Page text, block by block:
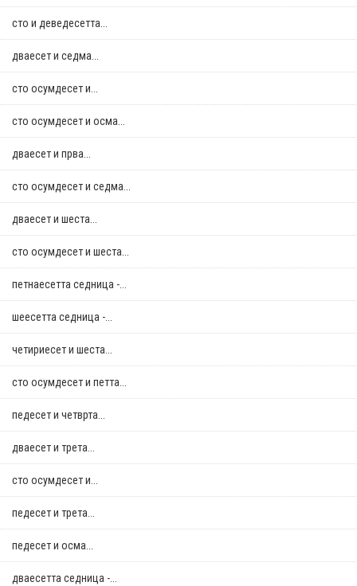
сто и деведесетта...
дваесет и седма...
сто осумдесет и...
сто осумдесет и осма...
дваесет и прва...
сто осумдесет и седма...
дваесет и шеста...
сто осумдесет и шеста...
петнаесетта седница -...
шеесетта седница -...
четириесет и шеста...
сто осумдесет и петта...
педесет и четврта...
дваесет и трета...
сто осумдесет и...
педесет и трета...
педесет и осма...
дваесетта седница -...